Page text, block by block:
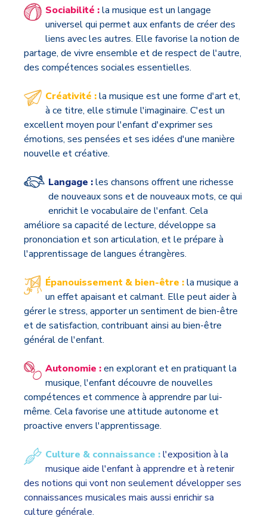
Sociabilité :la musique est un langage
universel qui permet aux enfants de créer des
liens avec les autres. Elle favorise la notion de
partage, de vivre ensemble et de respect de l'autre,
des compétences sociales essentielles.
Créativité :la musique est une forme d'art et,
à ce titre, elle stimule l'imaginaire. C'est un
excellent moyen pour l'enfant d'exprimer ses
émotions, ses pensées et ses idées d'une manière
nouvelle et créative.
Langage :les chansons offrent une richesse
de nouveaux sons et de nouveaux mots, ce qui
enrichit le vocabulaire de l'enfant. Cela
améliore sa capacité de lecture, développe sa
prononciation et son articulation, et le prépare à
l'apprentissage de langues étrangères.
Épanouissement & bien-être :la musique a
un effet apaisant et calmant. Elle peut aider à
gérer le stress, apporter un sentiment de bien-être
et de satisfaction, contribuant ainsi au bien-être
général de l'enfant.
Autonomie :en explorant et en pratiquant la
musique, l'enfant découvre de nouvelles
compétences et commence à apprendre par lui-
même. Cela favorise une attitude autonome et
proactive envers l'apprentissage.
Culture & connaissance :l'exposition à la
musique aide l'enfant à apprendre et à retenir
des notions qui vont non seulement développer ses
connaissances musicales mais aussi enrichir sa
culture générale.